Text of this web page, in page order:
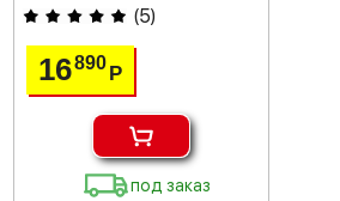
(5)
16890Р
под заказ